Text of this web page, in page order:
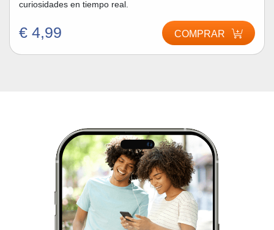
curiosidades en tiempo real.
€ 4,99 COMPRAR